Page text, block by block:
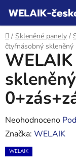
obsah
Domů
/ Skleněné panely /
čtyřnásobný skleněný
Průměrné
hodnocení
produktu
Neohodnoceno
Značka: WELAIK
WELAIK